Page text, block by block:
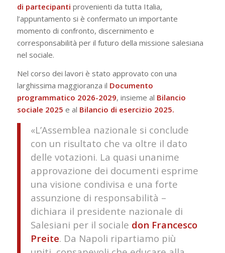
di partecipanti provenienti da tutta Italia,
l’appuntamento si è confermato un importante
momento di confronto, discernimento e
corresponsabilità per il futuro della missione salesiana
nel sociale.
Nel corso dei lavori è stato approvato con una
larghissima maggioranza il Documento
programmatico 2026-2029, insieme al Bilancio
sociale 2025 e al Bilancio di esercizio 2025.
«L’Assemblea nazionale si conclude
con un risultato che va oltre il dato
delle votazioni. La quasi unanime
approvazione dei documenti esprime
una visione condivisa e una forte
assunzione di responsabilità –
dichiara il presidente nazionale di
Salesiani per il sociale don Francesco
Preite. Da Napoli ripartiamo più